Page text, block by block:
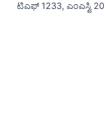
ಟಿಎಫ್ 1233, ಎಂಎಸ್ವಿ 20